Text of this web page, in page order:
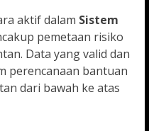
aktif dalam Sistem
pemetaan risiko
Data yang valid dan
perencanaan bantuan
dari bawah ke atas